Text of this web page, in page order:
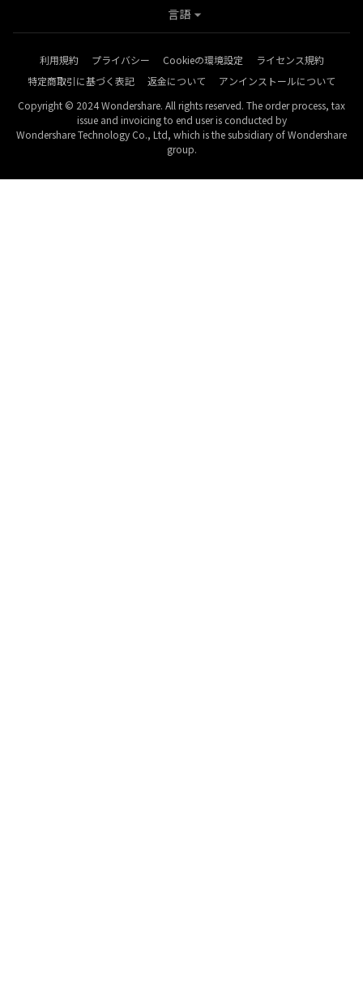
利用規約 プライバシー Cookieの環境設定
ライセンス規約
特定商取引に基づく表記
返金について
アンインストールについて
Copyright © 2024 Wondershare. All rights reserved. The order process, tax
issue and invoicing to end user is conducted by
Wondershare Technology Co., Ltd, which is the subsidiary of Wondershare
group.
言語